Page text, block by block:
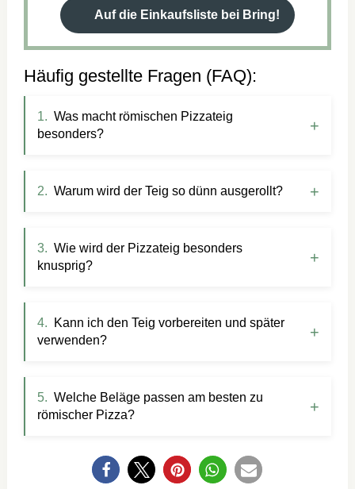
Auf die Einkaufsliste bei Bring!
Häufig gestellte Fragen (FAQ):
Was macht römischen Pizzateig
besonders?
Warum wird der Teig so dünn ausgerollt?
Wie wird der Pizzateig besonders
knusprig?
Kann ich den Teig vorbereiten und später
verwenden?
Welche Beläge passen am besten zu
römischer Pizza?
0